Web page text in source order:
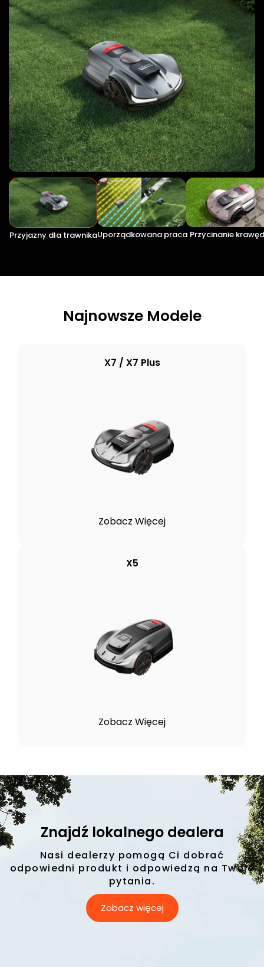
Przyjazny dla trawnikaUporządkowana praca Przycinanie
Najnowsze Modele
X7 / X7 Plus
Zobacz Więcej
X5
Zobacz Więcej
Znajdź lokalnego dealera
Nasi dealerzy pomogą Ci dobrać
odpowiedni produkt i odpowiedzą na Twoje
pytania.
Zobacz więcej